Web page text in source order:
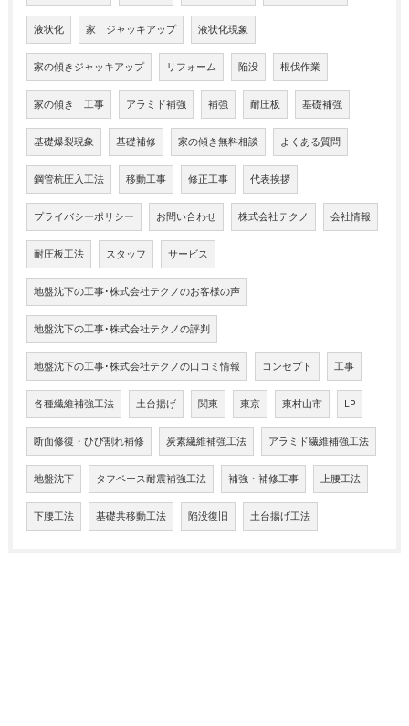
液状化 家 ジャッキアップ 液状化現象
家の傾きジャッキアップ リフォーム 陥没 根伐作業
家の傾き 工事 アラミド補強 補強 耐圧板 基礎補強
基礎爆裂現象 基礎補修 家の傾き無料相談 よくある質問
鋼管杭圧入工法 移動工事 修正工事 代表挨拶
プライバシーポリシー お問い合わせ 株式会社テクノ 会社情報
耐圧板工法 スタッフ サービス
地盤沈下の工事･株式会社テクノのお客様の声
地盤沈下の工事･株式会社テクノの評判
地盤沈下の工事･株式会社テクノの口コミ情報 コンセプト 工事
各種繊維補強工法 土台揚げ 関東 東京 東村山市 LP
断面修復・ひび割れ補修 炭素繊維補強工法 アラミド繊維補強工法
地盤沈下 タフベース耐震補強工法 補強・補修工事 上腰工法
下腰工法 基礎共移動工法 陥没復旧 土台揚げ工法